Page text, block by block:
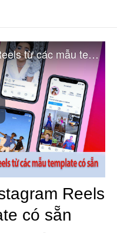
Hướng dẫn tạo Instagram Reels từ các mẫu template có sẵn
Reels
có sẵn